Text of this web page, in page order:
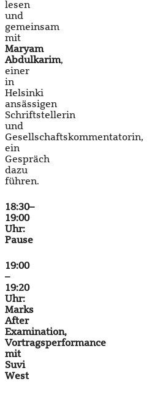
lesen
und
gemeinsam
mit
Maryam
Abdulkarim,
einer
in
Helsinki
ansässigen
Schriftstellerin
und
Gesellschaftskommentatorin,
ein
Gespräch
dazu
führen.
18:30–
19:00
Uhr:
Pause
19:00
–
19:20
Uhr:
Marks
After
Examination,
Vortragsperformance
mit
Suvi
West